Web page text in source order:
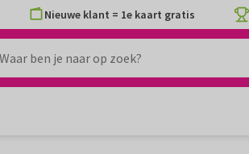
Nieuwe klant = 1e kaart gratis